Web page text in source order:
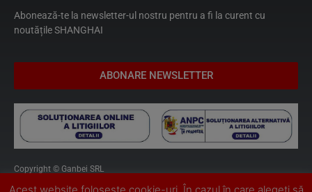
Abonează-te la newsletter-ul nostru pentru a fi la curent cu
noutățile SHANGHAI
ABONARE NEWSLETTER
Copyright © Ganbei SRL